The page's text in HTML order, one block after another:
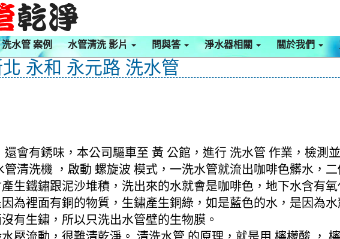
洗水管 案例 水管清洗 影片 問與答 淨水器相關 關於我們
永和 永元路 洗水管
會有銹味，本公司驅車至 黃 公館，進行 洗水管 作業，檢測
清洗機 ，啟動 螺旋波 模式，一洗水管就流出咖啡色髒水，
生鐵鏽跟泥沙堆積，洗出來的水就會是咖啡色，地下水含有
為裡面有銅的物質，生鏽產生銅綠，如是藍色的水，是因為
有生鏽，所以只洗出水管壁的生物膜。